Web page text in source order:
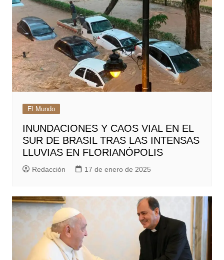
El Mundo
INUNDACIONES Y CAOS VIAL EN EL
SUR DE BRASIL TRAS LAS INTENSAS
LLUVIAS EN FLORIANÓPOLIS
Redacción 17 de enero de 2025